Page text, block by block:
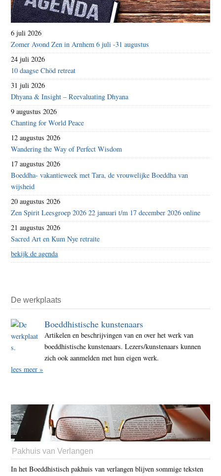
6 juli 2026
Zomer Avond Zen in Arnhem 6 juli -31 augustus
24 juli 2026
10 daagse Chöd retreat
31 juli 2026
Dhyana & Insight – Reevaluating Dhyana
9 augustus 2026
Chanting for World Peace
12 augustus 2026
Wandering the Way of Perfect Wisdom
17 augustus 2026
Boeddha- vakantieweek met Tara, de vrouwelijke Boeddha van
wijsheid
20 augustus 2026
Zen Spirit Leesgroep 2026 22 januari t/m 17 december 2026 online
21 augustus 2026
Sacred Art en Kum Nye retraite
bekijk de agenda
De werkplaats
Boeddhistische kunstenaars
Artikelen en beschrijvingen van en over het werk van
boeddhistische kunstenaars. Lezers/kunstenaars kunnen
zich ook aanmelden met hun eigen werk.
lees meer »
Pakhuis van Verlangen
In het Boeddhistisch pakhuis van verlangen blijven sommige teksten